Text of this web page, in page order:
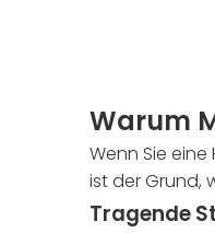
Warum
Wenn Sie
ist der Grund,
Tragende